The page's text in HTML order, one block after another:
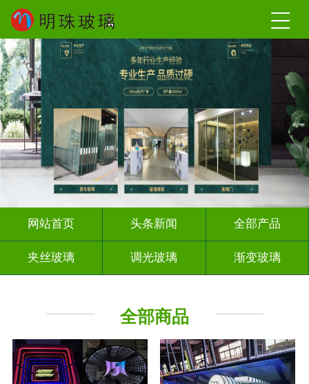
网站首页 头条新闻 全部产品
夹丝玻璃 调光玻璃 渐变玻璃
其它玻璃
全部商品